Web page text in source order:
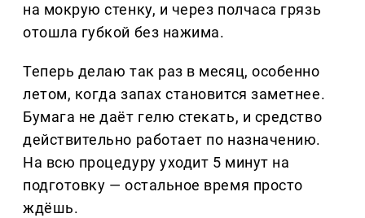
на мокрую стенку, и через полчаса грязь
отошла губкой без нажима.
Теперь делаю так раз в месяц, особенно
летом, когда запах становится заметнее.
Бумага не даёт гелю стекать, и средство
действительно работает по назначению.
На всю процедуру уходит 5 минут на
подготовку — остальное время просто
ждёшь.